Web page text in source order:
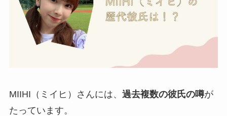
MIIHI（ミイヒ）さんには、 過去複数の彼氏の噂が
たっています。